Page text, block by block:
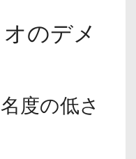
のデメ
度の低さ